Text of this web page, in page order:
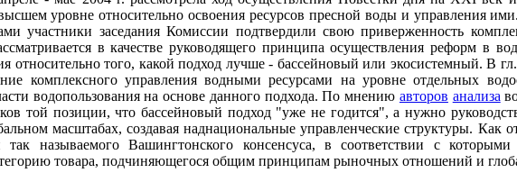
уровне относительно освоения ресурсов пресной воды и управления
участники заседания Комиссии подтвердили свою приверженность
в качестве руководящего принципа осуществления реформ в
относительно того, какой подход лучше - бассейновый или экосистемный. В
комплексного управления водными ресурсами на уровне отдельных
водопользования на основе данного подхода. По мнению авторов анализа
той позиции, что бассейновый подход "уже не годится", а нужно
масштабах, создавая наднациональные управленческие структуры. Как
называемого Вашингтонского консенсуса, в соответствии с
товара, подчиняющегося общим принципам рыночных отношений и